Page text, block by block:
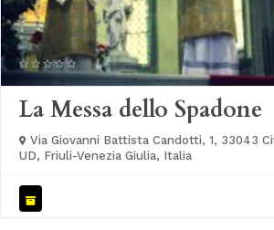
La Messa dello Spadone
Via Giovanni Battista Candotti, 1, 33043
UD, Friuli-Venezia Giulia, Italia